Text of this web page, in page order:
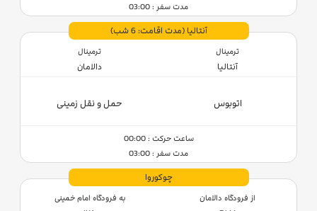
مدت سفر : 03:00
آنتالیا(مدت اقامت: 6 شب)
ترمینال
آنتالیا
ترمینال
دالامان
اتوبوس حمل و نقل زمینی
ساعت حرکت : 00:00
مدت سفر : 03:00
چوکوروا
از فرودگاه دالامان به فرودگاه امام خمینی